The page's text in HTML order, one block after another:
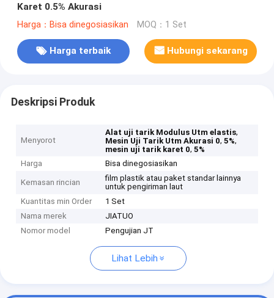
Karet 0.5% Akurasi
Harga：Bisa dinegosiasikan MOQ：1 Set
Harga terbaik Hubungi sekarang
Deskripsi Produk
Menyorot
Alat uji tarik Modulus Utm elastis,
Mesin Uji Tarik Utm Akurasi 0,5%,
mesin uji tarik karet 0,5%
Harga
Bisa dinegosiasikan
Kemasan rincian
film plastik atau paket standar lainnya
untuk pengiriman laut
Kuantitas min Order
1 Set
Nama merek
JIATUO
Nomor model
Pengujian JT
Lihat Lebih